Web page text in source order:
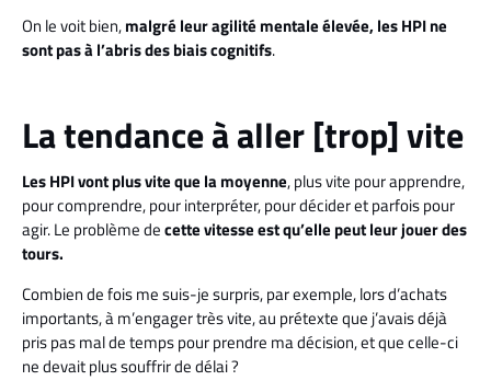
On le voit bien,malgré leur agilité mentale élevée, les HPI ne
sont pas à l’abris des biais cognitifs.
La tendance à aller [trop] vite
Les HPI vont plus vite que la moyenne, plus vite pour apprendre,
pour comprendre, pour interpréter, pour décider et parfois pour
agir. Le problème decette vitesse est qu’elle peut leur jouer des
tours.
Combien de fois me suis-je surpris, par exemple, lors d’achats
importants, à m’engager très vite, au prétexte que j’avais déjà
pris pas mal de temps pour prendre ma décision, et que celle-ci
ne devait plus souffrir de délai ?